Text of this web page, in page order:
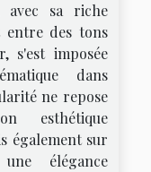
avec sa riche
entre des tons
s'est imposée
dans
ne repose
esthétique
également sur
élégance